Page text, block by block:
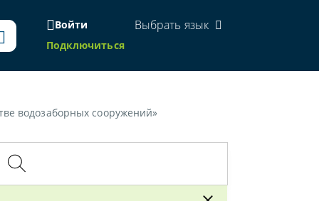
Войти
Подключиться
Выбрать язык
водозаборных сооружений»